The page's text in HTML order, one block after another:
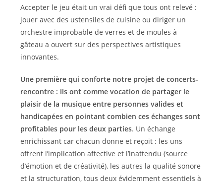
Accepter le jeu était un vrai défi que tous ont relevé :
jouer avec des ustensiles de cuisine ou diriger un
orchestre improbable de verres et de moules à
gâteau a ouvert sur des perspectives artistiques
innovantes.
Une première qui conforte notre projet de concerts-
rencontre : ils ont comme vocation de partager le
plaisir de la musique entre personnes valides et
handicapées en pointant combien ces échanges sont
profitables pour les deux parties. Un échange
enrichissant car chacun donne et reçoit : les uns
offrent l’implication affective et l’inattendu (source
d’émotion et de créativité), les autres la qualité sonore
et la structuration, tous deux évidemment essentiels à